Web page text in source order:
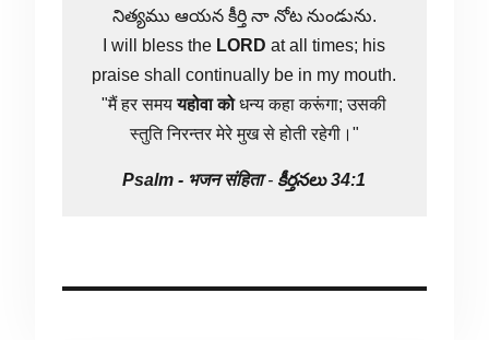
నిత్యము ఆయన కీర్తి నా నోట నుండును.
I will bless the LORD at all times; his
praise shall continually be in my mouth.
"मैं हर समययहोवा कोधन्य कहा करूंगा; उसकी
स्तुति निरन्तर मेरे मुख से होती रहेगी।"
Psalm - भजन संहिता- కీర్తనలు 34:1